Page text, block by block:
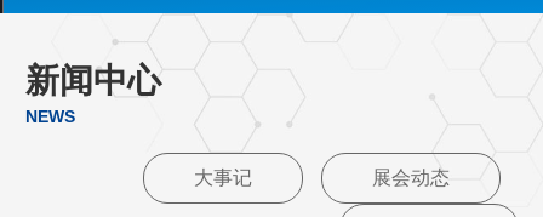
新闻中心
NEWS
大事记 展会动态